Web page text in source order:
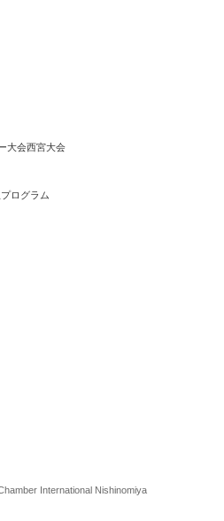
大会西宮大会
ログラム
International Nishinomiya